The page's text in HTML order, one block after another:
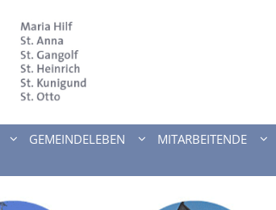
GEMEINDELEBEN MITARBEITENDE